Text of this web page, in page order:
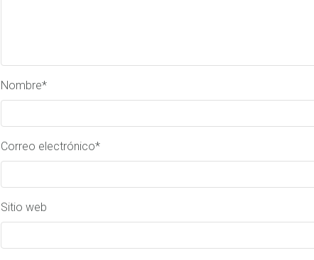
Nombre*
Correo electrónico*
Sitio web